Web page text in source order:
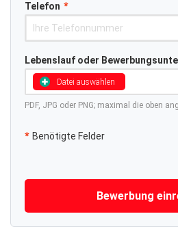
Telefon *
Lebenslauf oder
Datei auswählen
PDF, JPG oder PNG; maximal die oben
* Benötigte Felder
Bewerbung